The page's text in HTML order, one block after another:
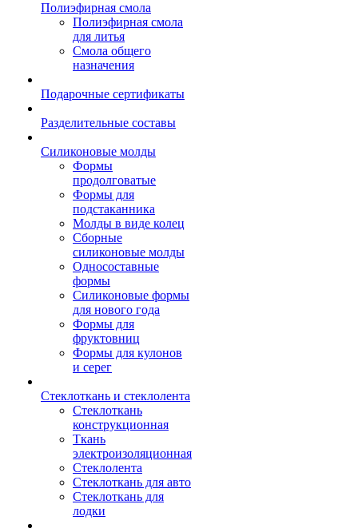
Полиэфирная смола
Полиэфирная смола
для литья
Смола общего
назначения
Подарочные сертификаты
Разделительные составы
Силиконовые молды
Формы
продолговатые
Формы для
подстаканника
Молды в виде колец
Сборные
силиконовые молды
Односоставные
формы
Силиконовые формы
для нового года
Формы для
фруктовниц
Формы для кулонов
и серег
Стеклоткань и стеклолента
Стеклоткань
конструкционная
Ткань
электроизоляционная
Стеклолента
Стеклоткань для авто
Стеклоткань для
лодки